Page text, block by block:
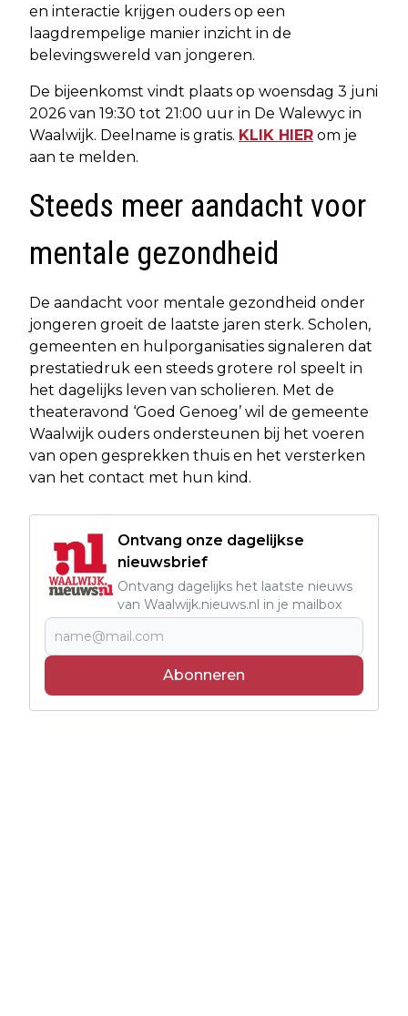
en interactie krijgen ouders op een
laagdrempelige manier inzicht in de
belevingswereld van jongeren.
De bijeenkomst vindt plaats op woensdag 3 juni
2026 van 19:30 tot 21:00 uur in De Walewyc in
Waalwijk. Deelname is gratis. KLIK HIER om je
aan te melden.
Steeds meer aandacht voor
mentale gezondheid
De aandacht voor mentale gezondheid onder
jongeren groeit de laatste jaren sterk. Scholen,
gemeenten en hulporganisaties signaleren dat
prestatiedruk een steeds grotere rol speelt in
het dagelijks leven van scholieren. Met de
theateravond ‘Goed Genoeg’ wil de gemeente
Waalwijk ouders ondersteunen bij het voeren
van open gesprekken thuis en het versterken
van het contact met hun kind.
Ontvang onze dagelijkse
nieuwsbrief
Ontvang dagelijks het laatste nieuws
van Waalwijk.nieuws.nl in je mailbox
Abonneren